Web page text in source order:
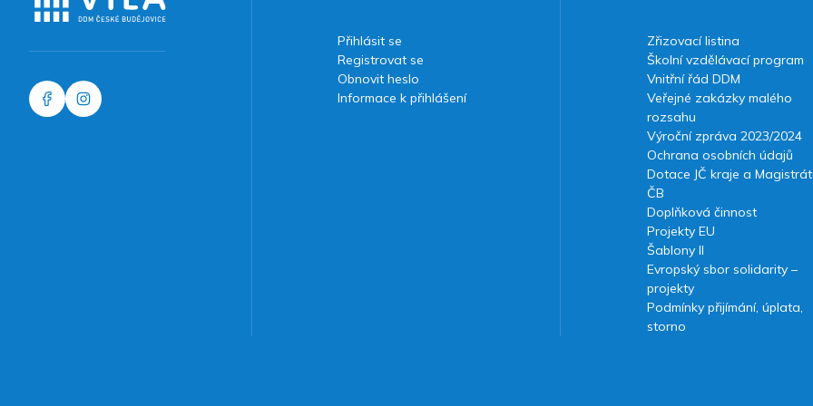
Přihlásit se
Registrovat se
Obnovit heslo
Informace k přihlášení
Zřizovací listina
Školní vzdělávací program
Vnitřní řád DDM
Veřejné zakázky malého
rozsahu
Výroční zpráva 2023/2024
Ochrana osobních údajů
Dotace JČ kraje a
ČB
Doplňková činnost
Projekty EU
Šablony II
Evropský sbor solidarity –
projekty
Podmínky přijímání, úplata,
storno